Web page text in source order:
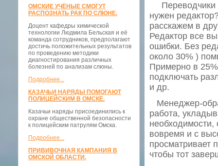
ОМСКИЕ УЧЁНЫЕ СМОГУТ
РАСПОЗНАТЬ РАК ПО СЛЮНЕ.
Доцент кафедры химической
технологии Людмила Бельская и её
команда сотрудников, предполагают
достичь положительных результатов
по проведению методики
диагностирования различных
болезней по анализам слюны.
Подробнее...
КАЗАЧЬИ НАРЯДЫ ПОМОГАЮТ
ПОЛИЦЕЙСКИМ В ОМСКЕ.
Казачьи наряды присоединились к
охране общественной безопасности
к полицейским патрулям Омска.
Подробнее...
ПРИВИВОЧНАЯ КАМПАНИЯ В
ОМСКОЙ ОБЛАСТИ.
Переводчики
нужен
расскажем в
Редактор все
ошибки. Без
около 30% )
Примерно в
подключать
и др.
Менеджер-
работа,
вовремя и с
просматривает
чтобы тот